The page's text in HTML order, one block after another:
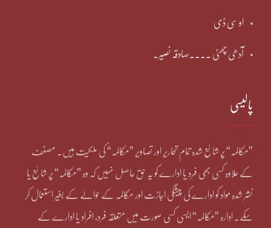
او سی ڈی
آدھی چھٹی ۔۔۔۔صادقہ نصیر۔
پالیسی
”مکالمہ“ پر شائع شدہ تمام تحاریر اور تصاویر ”مکالمہ“ کی ملکیت ہیں۔ مصنف
کے علاوہ کسی بھی فرد یا ادارے کو یہ حق حاصل نہیں کہ وہ ”مکالمہ“ پر شائع یا
نشر شدہ مواد کو ادارے کی پیشگی اجازت اور مکالمہ کے حوالے کے بغیر استعمال کر
سکے۔ ادارہ ”مکالمہ“ ایسی کسی صورت میں متعلقہ فرد، افراد یا ادارے کے